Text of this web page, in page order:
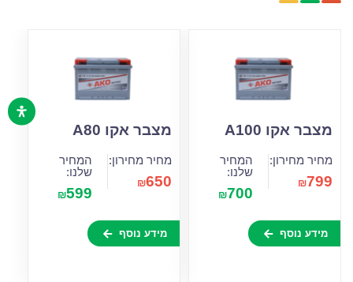
מצבר אקו A100
מחיר מחירון:
₪799
המחיר
שלנו:
₪700
מידע נוסף
מצבר אקו A80
מחיר מחירון:
₪650
המחיר
שלנו:
₪599
מידע נוסף